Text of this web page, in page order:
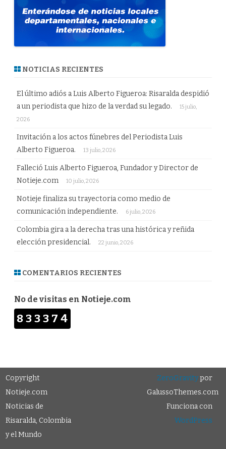
NOTICIAS RECIENTES
El último adiós a Luis Alberto Figueroa: Risaralda despidió
a un periodista que hizo de la verdad su legado.
15 julio,
2026
Invitación a los actos fúnebres del Periodista Luis
Alberto Figueroa.
13 julio, 2026
Falleció Luis Alberto Figueroa, Fundador y Director de
Notieje.com
10 julio, 2026
Notieje finaliza su trayectoria como medio de
comunicación independiente.
6 julio, 2026
Colombia gira a la derecha tras una histórica y reñida
elección presidencial.
22 junio, 2026
COMENTARIOS RECIENTES
No de visitas en Notieje.com
833374
Copyright
Notieje.com
Noticias de
Risaralda, Colombia
y el Mundo
ZeroGravitypor
GalussoThemes.com
Funciona con
WordPress